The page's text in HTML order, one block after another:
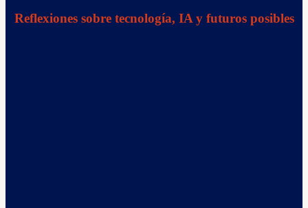
Reflexiones sobre tecnología, IA y futuros posibles